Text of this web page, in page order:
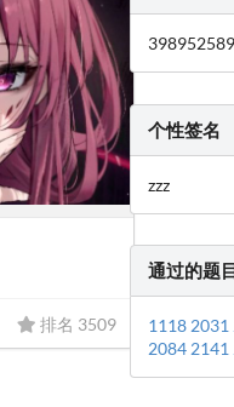
排名 3509
个性签名
zzz
通过的题
11182031
20842141